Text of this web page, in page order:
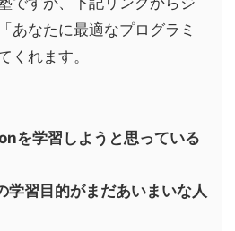
あなたに最適なプログラミ
くれます。
を学習しようと思っている
学習目的がまだあいまいな人